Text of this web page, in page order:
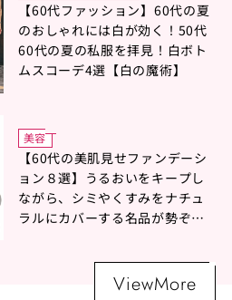
【60代ファッション】60代の夏
のおしゃれには白が効く！50代
60代の夏の私服を拝見！白ボト
ムスコーデ4選【白の魔術】
美容
【60代の美肌見せファンデーシ
ョン８選】うるおいをキープし
ながら、シミやくすみをナチュ
ラルにカバーする名品が勢ぞろ
ViewMore